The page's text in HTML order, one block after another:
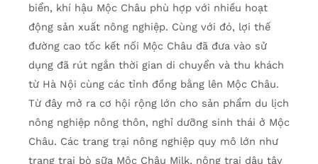
biển, khí hậu Mộc Châu phù hợp với nhiều hoạt
động sản xuất nông nghiệp. Cùng với đó, lợi thế
đường cao tốc kết nối Mộc Châu đã đưa vào sử
dụng đã rút ngắn thời gian di chuyển và thu khách
từ Hà Nội cùng các tỉnh đồng bằng lên Mộc Châu.
Từ đây mở ra cơ hội rộng lớn cho sản phẩm du lịch
nông nghiệp nông thôn, nghỉ dưỡng sinh thái ở Mộc
Châu. Các trang trại nông nghiệp quy mô lớn như
trang trại bò sữa Mộc Châu Milk, nông trại dâu tây